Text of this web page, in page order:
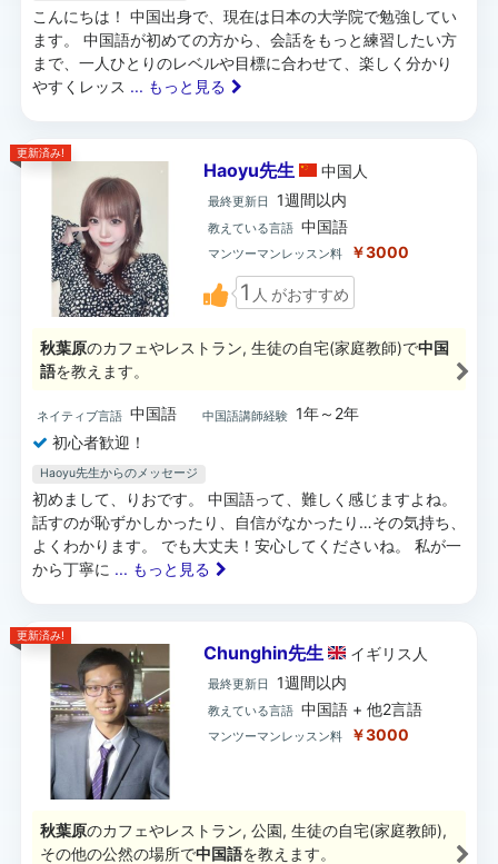
こんにちは！ 中国出身で、現在は日本の大学院で勉強してい
ます。 中国語が初めての方から、会話をもっと練習したい方
まで、一人ひとりのレベルや目標に合わせて、楽しく分かり
やすくレッス ... もっと見る
更新済み!
Haoyu先生 中国 人
最終更新日 1週間以内
教えている言語 中国語
マンツーマンレッスン料 ￥3000
1 人 がおすすめ
秋葉原のカフェやレストラン, 生徒の自宅(家庭教師)で中国
語を教えます。
ネイティブ言語 中国語 中国語講師経験 1年～2年
初心者歓迎！
Haoyu先生からのメッセージ
初めまして、りおです。 中国語って、難しく感じますよね。
話すのが恥ずかしかったり、自信がなかったり…その気持ち、
よくわかります。 でも大丈夫！安心してくださいね。 私が一
から丁寧に ... もっと見る
更新済み!
Chunghin先生 イギリス 人
最終更新日 1週間以内
教えている言語 中国語 + 他2言語
マンツーマンレッスン料 ￥3000
秋葉原のカフェやレストラン, 公園, 生徒の自宅(家庭教師),
その他の公然の場所で中国語を教えます。